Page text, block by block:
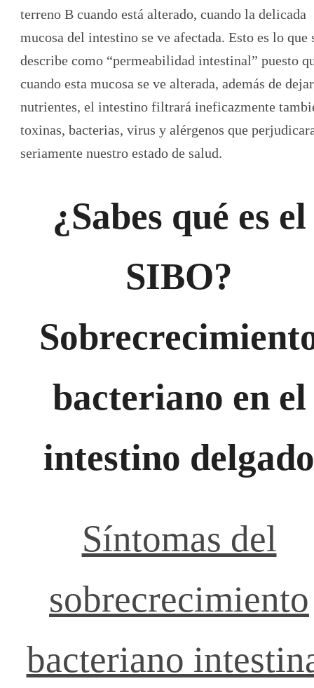
terreno B cuando está alterado, cuando la delicada
mucosa del intestino se ve afectada. Esto es lo que
describe como “permeabilidad intestinal” puesto
cuando esta mucosa se ve alterada, además de dejar
nutrientes, el intestino filtrará ineficazmente
toxinas, bacterias, virus y alérgenos que
seriamente nuestro estado de salud.
¿Sabes qué es el
SIBO?
bacteriano en el
intestino delgado
Síntomas del
sobrecrecimiento
bacteriano